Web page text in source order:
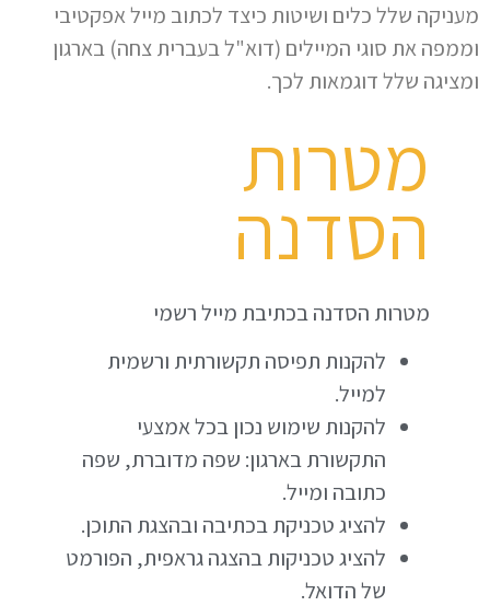
מעניקה שלל כלים ושיטות כיצד לכתוב מייל אפקטיבי
וממפה את סוגי המיילים (דוא"ל בעברית צחה) בארגון
ומציגה שלל דוגמאות לכך.
מטרות
הסדנה
מטרות הסדנה בכתיבת מייל רשמי
להקנות תפיסה תקשורתית ורשמית
למייל.
להקנות שימוש נכון בכל אמצעי
התקשורת בארגון: שפה מדוברת, שפה
כתובה ומייל.
להציג טכניקת בכתיבה ובהצגת התוכן.
להציג טכניקות בהצגה גראפית, הפורמט
של הדואל.